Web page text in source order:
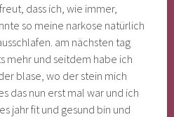
dass ich, wie immer,
so meine narkose natürlich
am nächsten tag
mehr und seitdem habe ich
blase, wo der stein mich
das nun erst mal war und ich
jahr fit und gesund bin und